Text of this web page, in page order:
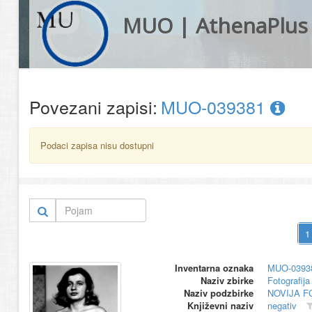
MUO | AthenaPlus
Povezani zapisi: MUO-039381
Podaci zapisa nisu dostupni
Inventarna oznaka
MUO-
Naziv zbirke
Naziv podzbirke
NOVIJA
Književni naziv
negativ